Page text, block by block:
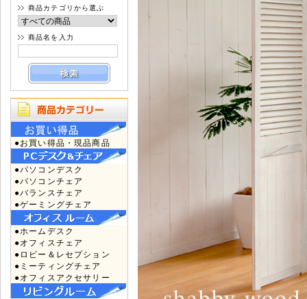
商品カテゴリから選ぶ
商品名を入力
●お買い得品・現品商品
●パソコンデスク
●パソコンチェア
●バランスチェア
●ゲーミングチェア
●ホームデスク
●オフィスチェア
●ロビー＆レセプション
●ミーティングチェア
●オフィスアクセサリー